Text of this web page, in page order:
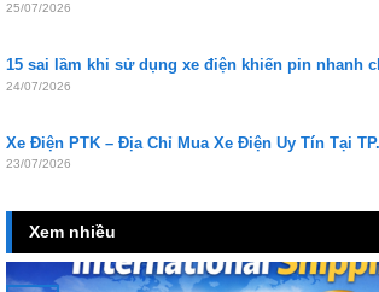
25/07/2026
15 sai lầm khi sử dụng xe điện khiến pin nhanh
24/07/2026
Xe Điện PTK – Địa Chỉ Mua Xe Điện Uy Tín Tại
23/07/2026
Xem nhiều